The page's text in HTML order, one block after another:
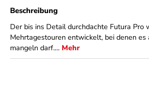
Beschreibung
Der bis ins Detail durchdachte Futura Pro
Mehrtagestouren entwickelt, bei denen
mangeln darf.… Mehr